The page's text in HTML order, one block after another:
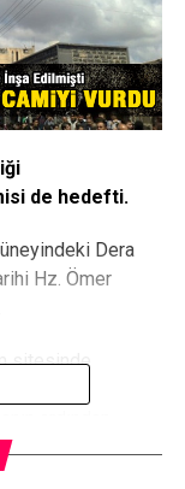
de hedefti.
Dera
Hz. Ömer
sitesinde
Ömer
rejime
belirtirken,